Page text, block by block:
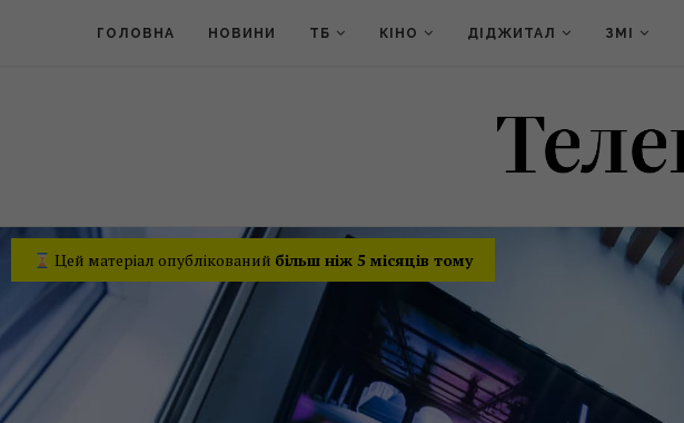
ГОЛОВНА НОВИНИ ТБ КІНО ДІДЖИТАЛ ЗМІ
Цей матеріал опублікований більш ніж 5 місяців тому